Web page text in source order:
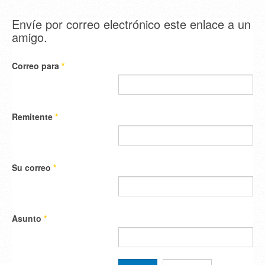
Envíe por correo electrónico este enlace a un
amigo.
Correo para *
Remitente *
Su correo *
Asunto *